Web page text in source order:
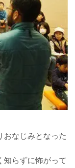
おなじみとなった
知らずに怖がって